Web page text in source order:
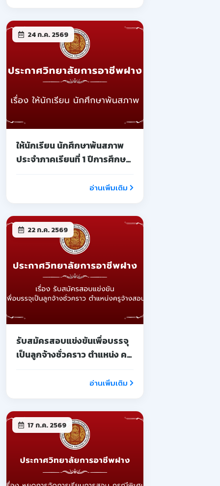
24 ก.ค. 2569
ให้นักเรียน นักศึกษาพ้นสภาพ
ประจำภาคเรียนที่ 1 ปีการศึกษา
อ่านเพิ่มเติม
22 ก.ค. 2569
รับสมัครสอบแข่งขันเพื่อบรรจุ
เป็นลูกจ้างชั่วคราว ตำแหน่ง ครู
อ่านเพิ่มเติม
17 ก.ค. 2569